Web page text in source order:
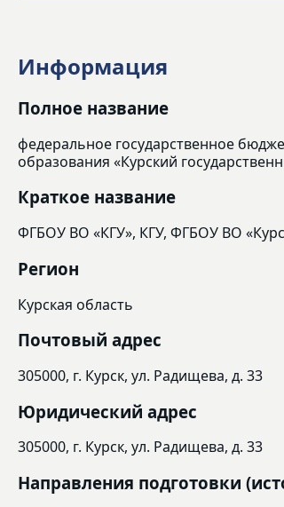
Информация
Полное название
федеральное государственное
образования «Курский
Краткое название
ФГБОУ ВО «КГУ», КГУ, ФГБОУ ВО
Регион
Курская область
Почтовый адрес
305000, г. Курск, ул. Радищева, д. 33
Юридический адрес
305000, г. Курск, ул. Радищева, д. 33
Направления подготовки